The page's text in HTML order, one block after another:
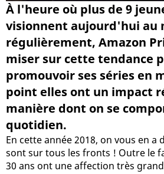
À l'heure où plus de 9
visionnent aujourd'hui au
régulièrement, Amazon
miser sur cette tendance
promouvoir ses séries en
point elles ont un impact
manière dont on se
quotidien.
En cette année 2018, on vous en a
sont sur tous les fronts ! Outre le
30 ans ont une affection très